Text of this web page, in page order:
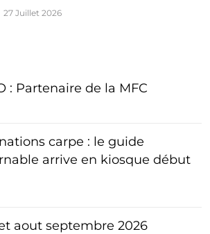
27 Juillet 2026
: Partenaire de la MFC
carpe : le guide
arrive en kiosque début
aout septembre 2026